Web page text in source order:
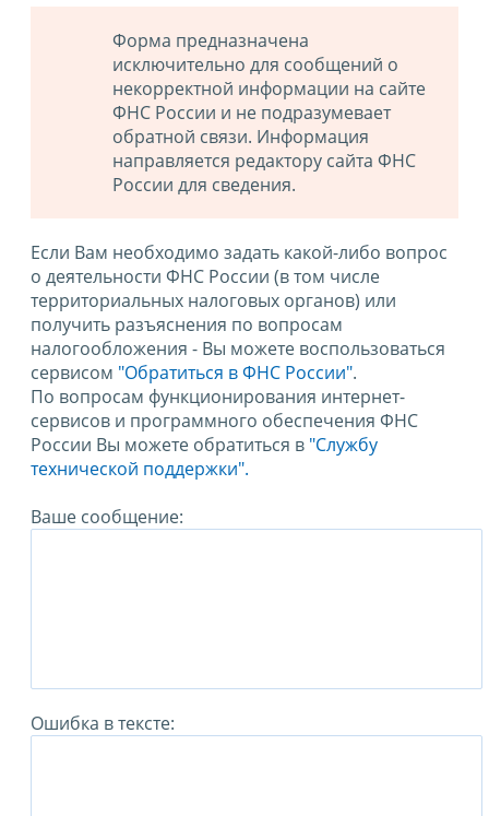
Форма предназначена
исключительно для сообщений о
некорректной информации на сайте
ФНС России и не подразумевает
обратной связи. Информация
направляется редактору сайта ФНС
России для сведения.
Если Вам необходимо задать какой-либо вопрос
о деятельности ФНС России (в том числе
территориальных налоговых органов) или
получить разъяснения по вопросам
налогообложения - Вы можете воспользоваться
сервисом "Обратиться в ФНС России".
По вопросам функционирования интернет-
сервисов и программного обеспечения ФНС
России Вы можете обратиться в "Службу
технической поддержки".
Ваше сообщение:
Ошибка в тексте: